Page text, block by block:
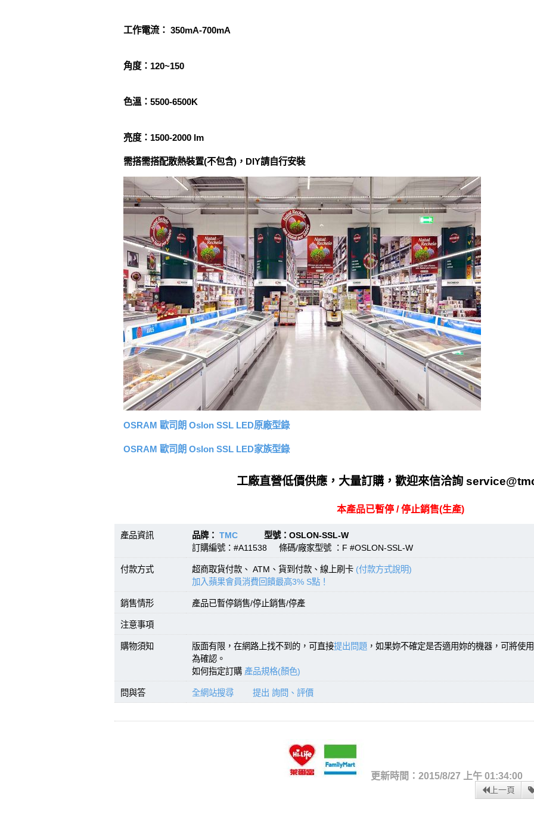
工作電流： 350mA-700mA
角度：120~150
色溫：5500-6500K
亮度：1500-2000 lm
需搭需搭配散熱裝置(不包含)，DIY請自行安裝
OSRAM 歐司朗 Oslon SSL LED原廠型錄
OSRAM 歐司朗 Oslon SSL LED家族型錄
工廠直營低價供應，大量訂購，歡迎來信洽詢
本產品已暫停 / 停止銷售(生產)
產品資訊 品牌： TMC 型號：OSLON-SSL-W
訂購編號：#A11538 條碼/廠家型號 ：F #OSLON-SSL-W
付款方式 超商取貨付款、 ATM、貨到付款、線上刷卡 (付款方式說明)
加入蘋果會員消費回饋最高3% S點！
銷售情形 產品已暫停銷售/停止銷售/停產
注意事項
購物須知 版面有限，在網路上找不到的，可直接提出問題 ，如果妳不確定是否適用妳的機器，可將使
為確認。
如何指定訂購 產品規格(顏色)
問與答 全網站搜尋 提出 詢問、評價
更新時間：2015/8/27 上午 01:34:00
上一頁